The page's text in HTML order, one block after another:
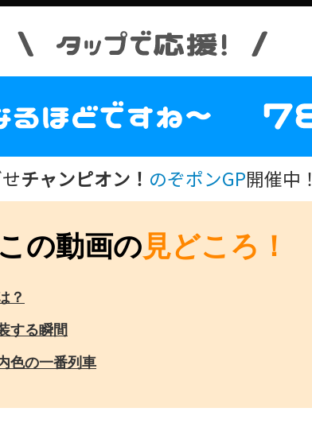
チャンピオン！ のぞポンGP開催中！
この動画の見どころ！
？
する瞬間
色の一番列車